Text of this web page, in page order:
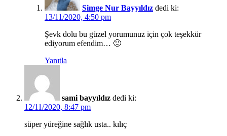
Simge Nur Bayyıldız dedi ki:
13/11/2020, 4:50 pm
Şevk dolu bu güzel yorumunuz için çok teşekkür
ediyorum efendim… 🙂
Yanıtla
sami bayyıldız dedi ki:
12/11/2020, 8:47 pm
süper yüreğine sağlık usta.. kılıç